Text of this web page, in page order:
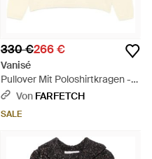
330 €266 €
Vanisé
Pullover Mit Poloshirtkragen -
Natur
Von FARFETCH
SALE